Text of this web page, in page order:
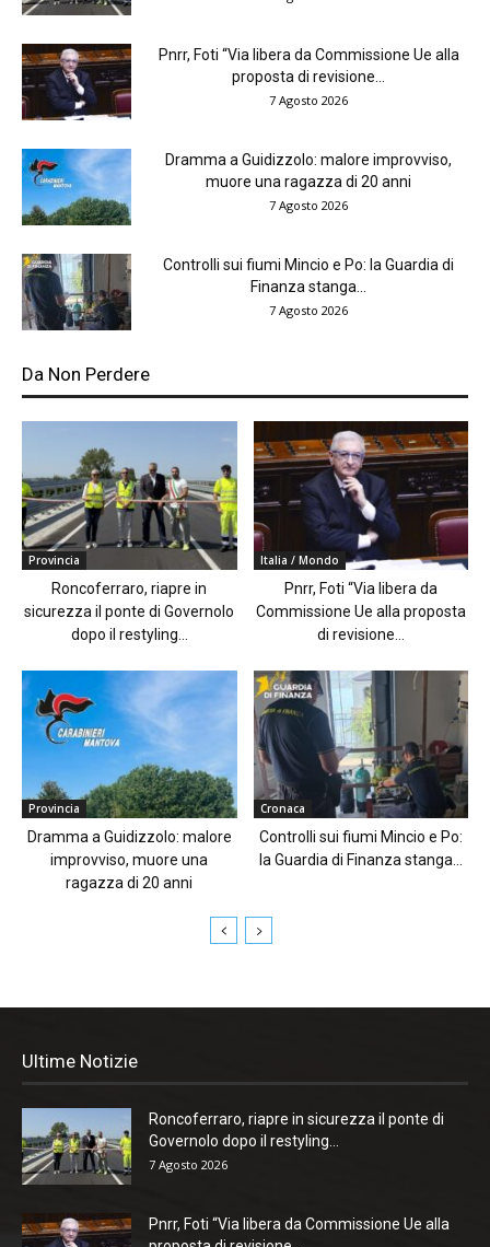
Pnrr, Foti “Via libera da Commissione Ue alla
proposta di revisione...
7 Agosto 2026
Dramma a Guidizzolo: malore improvviso,
muore una ragazza di 20 anni
7 Agosto 2026
Controlli sui fiumi Mincio e Po: la Guardia di
Finanza stanga...
7 Agosto 2026
Da Non Perdere
Provincia
Roncoferraro, riapre in
sicurezza il ponte di Governolo
dopo il restyling...
Italia / Mondo
Pnrr, Foti “Via libera da
Commissione Ue alla proposta
di revisione...
Provincia
Dramma a Guidizzolo: malore
improvviso, muore una
ragazza di 20 anni
Cronaca
Controlli sui fiumi Mincio e Po:
la Guardia di Finanza stanga...
Ultime Notizie
Roncoferraro, riapre in sicurezza il ponte di
Governolo dopo il restyling...
7 Agosto 2026
Pnrr, Foti “Via libera da Commissione Ue alla